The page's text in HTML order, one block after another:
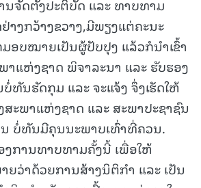
ນຈັດຕັ້ງປະຕິບັດ ແລະ ທາບທາມ
ງກວ້າງຂວາງ,ມີພຽງແຕ່ຄະນະ
ອບໝາຍເປັນຜູ້ປັບປຸງ ແລ້ວກໍນຳເຂົ້າ
າແຫ່ງຊາດ ພິຈາລະນາ ແລະ ຮັບຮອງ
ບໍ່ທັນຮັດກຸມ ແລະ ຈະແຈ້ງ ຈຶ່ງເຮັດໃຫ້
ະພາແຫ່ງຊາດ ແລະ ສະພາປະຊາຊົນ
ນ ບໍ່ທັນມີຄຸນນະພາບເທົ່າທີ່ຄວນ.
ງການທາບທາມຄັ້ງນີ້ ເພື່ອໃຫ້
ວ່າດ້ວຍການສ້າງນິຕິກຳ ແລະ ເປັນ